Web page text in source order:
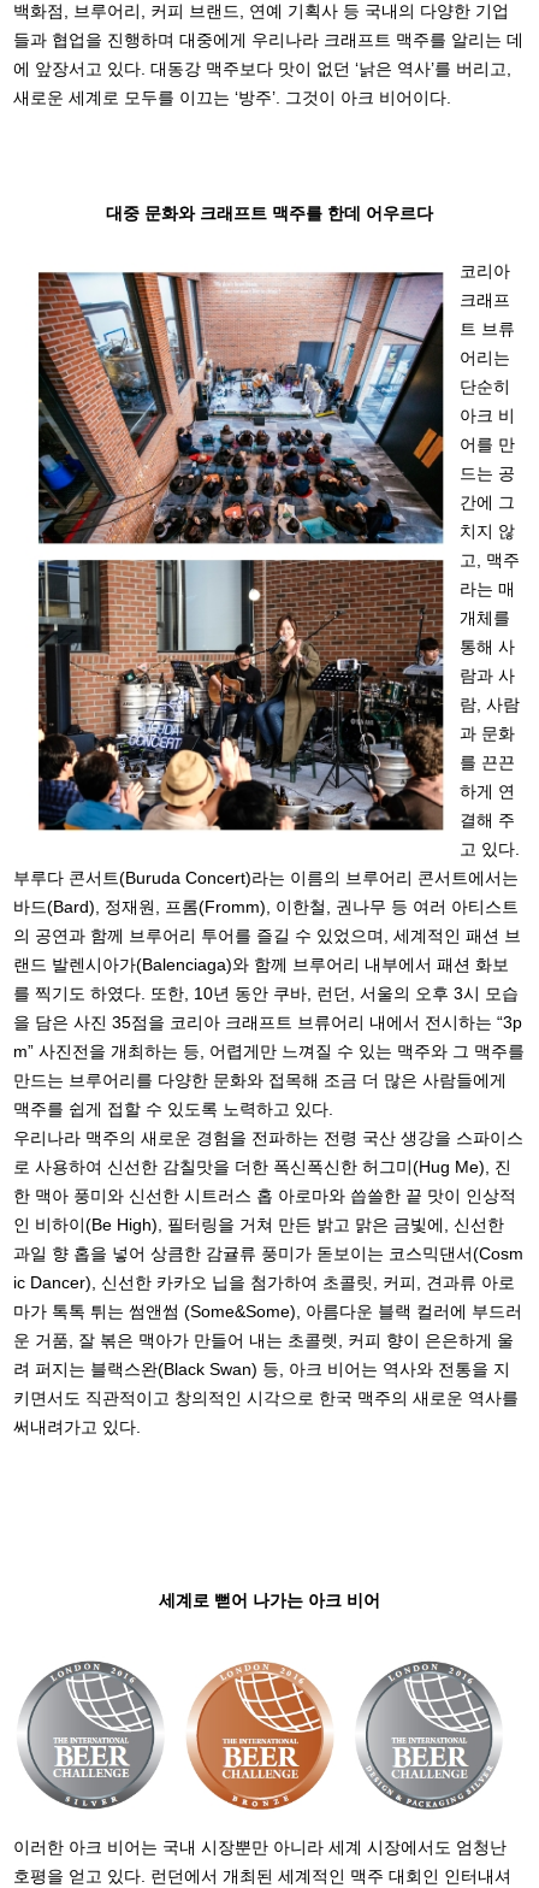
백화점, 브루어리, 커피 브랜드, 연예 기획사 등 국내의 다양한 기업
들과 협업을 진행하며 대중에게 우리나라 크래프트 맥주를 알리는 데
에 앞장서고 있다. 대동강 맥주보다 맛이 없던 ‘낡은 역사’를 버리고,
새로운 세계로 모두를 이끄는 ‘방주’. 그것이 아크 비어이다.
대중 문화와 크래프트 맥주를 한데 어우르다
코리아
크래프
트 브류
어리는
단순히
아크 비
어를 만
드는 공
간에 그
치지 않
고, 맥주
라는 매
개체를
통해 사
람과 사
람, 사람
과 문화
를 끈끈
하게 연
결해 주
고 있다.
부루다 콘서트(Buruda Concert)라는 이름의 브루어리 콘서트에서는
바드(Bard), 정재원, 프롬(Fromm), 이한철, 권나무 등 여러 아티스트
의 공연과 함께 브루어리 투어를 즐길 수 있었으며, 세계적인 패션 브
랜드 발렌시아가(Balenciaga)와 함께 브루어리 내부에서 패션 화보
를 찍기도 하였다. 또한, 10년 동안 쿠바, 런던, 서울의 오후 3시 모습
을 담은 사진 35점을 코리아 크래프트 브류어리 내에서 전시하는 “3p
m” 사진전을 개최하는 등, 어렵게만 느껴질 수 있는 맥주와 그 맥주를
만드는 브루어리를 다양한 문화와 접목해 조금 더 많은 사람들에게
맥주를 쉽게 접할 수 있도록 노력하고 있다.
우리나라 맥주의 새로운 경험을 전파하는 전령 국산 생강을 스파이스
로 사용하여 신선한 감칠맛을 더한 폭신폭신한 허그미(Hug Me), 진
한 맥아 풍미와 신선한 시트러스 홉 아로마와 씁쓸한 끝 맛이 인상적
인 비하이(Be High), 필터링을 거쳐 만든 밝고 맑은 금빛에, 신선한
과일 향 홉을 넣어 상큼한 감귤류 풍미가 돋보이는 코스믹댄서(Cosm
ic Dancer), 신선한 카카오 닙을 첨가하여 초콜릿, 커피, 견과류 아로
마가 톡톡 튀는 썸앤썸 (Some&Some), 아름다운 블랙 컬러에 부드러
운 거품, 잘 볶은 맥아가 만들어 내는 초콜렛, 커피 향이 은은하게 울
려 퍼지는 블랙스완(Black Swan) 등, 아크 비어는 역사와 전통을 지
키면서도 직관적이고 창의적인 시각으로 한국 맥주의 새로운 역사를
써내려가고 있다.
세계로 뻗어 나가는 아크 비어
이러한 아크 비어는 국내 시장뿐만 아니라 세계 시장에서도 엄청난
호평을 얻고 있다. 런던에서 개최된 세계적인 맥주 대회인 인터내셔